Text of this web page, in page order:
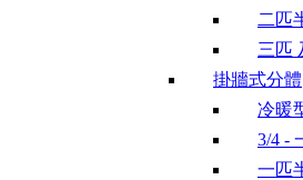
二匹
三匹
掛牆式分體
冷暖
3/4 -
一匹